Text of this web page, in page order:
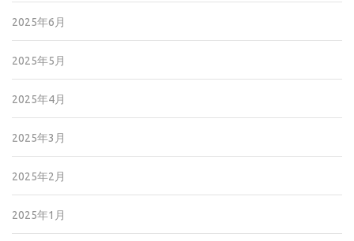
2025年6月
2025年5月
2025年4月
2025年3月
2025年2月
2025年1月